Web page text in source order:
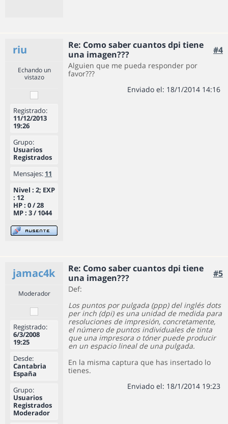
riu
Re: Como saber cuantos dpi tiene
una imagen???
#4
Echando un
vistazo
Registrado:
11/12/2013
19:26
Grupo:
Usuarios
Registrados
Mensajes: 11
Nivel : 2; EXP
: 12
HP : 0 / 28
MP : 3 / 1044
Alguien que me pueda responder por
favor???
Enviado el: 18/1/2014 14:16
jamac4k
Re: Como saber cuantos dpi tiene
una imagen???
#5
Moderador
Registrado:
6/3/2008
19:25
Desde:
Cantabria
España
Grupo:
Usuarios
Registrados
Moderador
Def:
Los puntos por pulgada (ppp) del inglés dots
per inch (dpi) es una unidad de medida para
resoluciones de impresión, concretamente,
el número de puntos individuales de tinta
que una impresora o tóner puede producir
en un espacio lineal de una pulgada.
En la misma captura que has insertado lo
tienes.
Enviado el: 18/1/2014 19:23